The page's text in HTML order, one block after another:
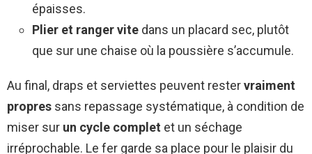
épaisses.
Plier et ranger vite dans un placard sec, plutôt
que sur une chaise où la poussière s’accumule.
Au final, draps et serviettes peuvent restervraiment
propres sans repassage systématique, à condition de
miser sur un cycle complet et un séchage
irréprochable. Le fer garde sa place pour le plaisir du